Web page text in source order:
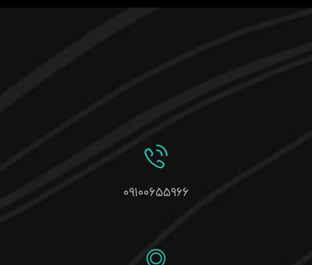
۰۹۱۰۰۶۵۵۹۶۶